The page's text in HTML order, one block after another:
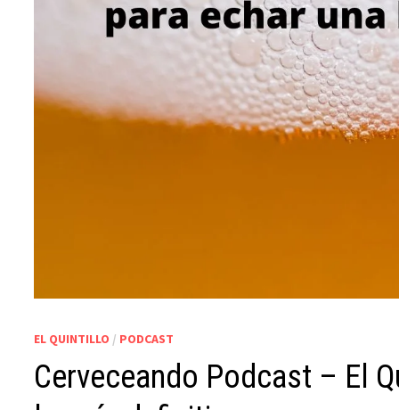
EL QUINTILLO / PODCAST
Cerveceando Podcast – El